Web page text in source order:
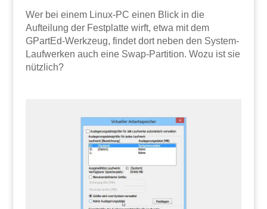
Wer bei einem Linux-PC einen Blick in die
Aufteilung der Festplatte wirft, etwa mit dem
GPartEd-Werkzeug, findet dort neben den System-
Laufwerken auch eine Swap-Partition. Wozu ist sie
nützlich?